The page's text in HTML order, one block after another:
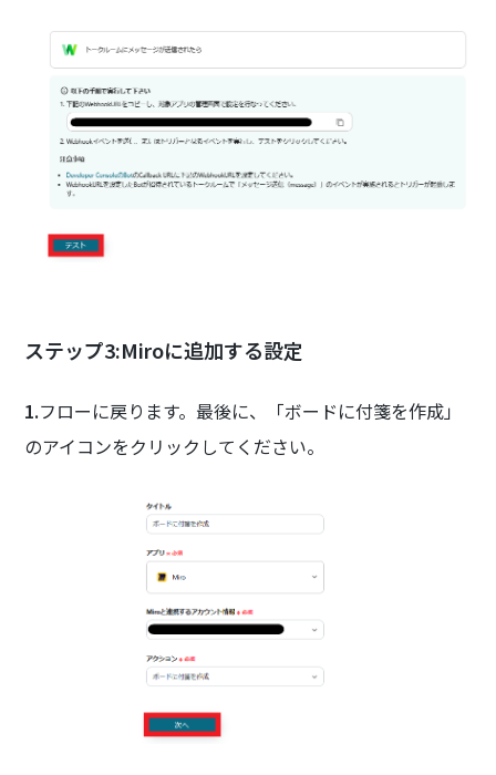
ステップ3:Miroに追加する設定
1.フローに戻ります。最後に、「ボードに付箋を作成」
のアイコンをクリックしてください。